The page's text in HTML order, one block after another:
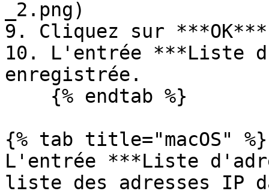
_2.png)
9. Cliquez sur
10. L'entrée ***Liste
enregistrée.
{% tab title="macOS" %}
L'entrée ***Liste
liste des adresses IP